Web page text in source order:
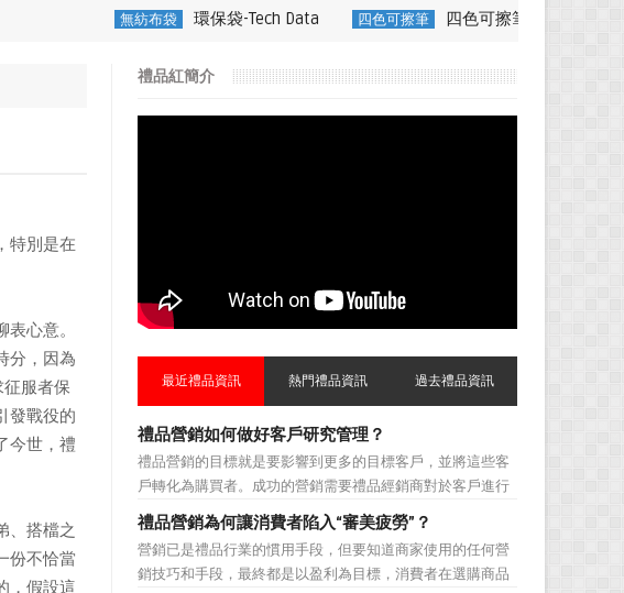
環保袋-Tech Data 四色可擦筆 四色可擦筆-百通電纜 350ML 折疊矽膠
特別是在
心意。
分，因為
服者保
發戰役的
今世，禮
、搭檔之
份不恰當
，假設這
禮品紅簡介
最近禮品資訊 熱門禮品資訊 過去禮品資訊
禮品營銷如何做好客戶研究管理？
禮品營銷的目標就是要影響到更多的目標客戶，並將這些客
戶轉化為購買者。成功的營銷需要禮品經銷商對於客戶進行
相應的分類，了解不同類型客戶的貢獻度，從而有的放矢的
制定相應的營銷對策，而這需要對於客戶研究方面更多地投
入，這不僅是銷售環節的事，也需要營銷管理策略的整體支
持。具體來說，有以下...
禮品營銷為何讓消費者陷入“審美疲勞”？
營銷已是禮品行業的慣用手段，但要知道商家使用的任何營
銷技巧和手段，最終都是以盈利為目標，消費者在選購商品